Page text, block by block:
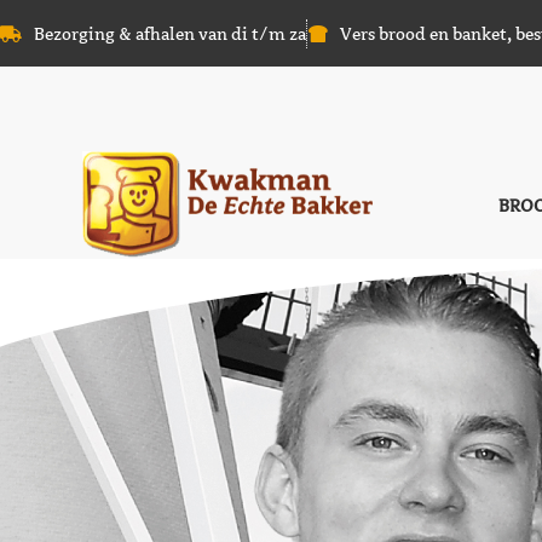
Bezorging & afhalen van di t/m za Vers brood en banket,